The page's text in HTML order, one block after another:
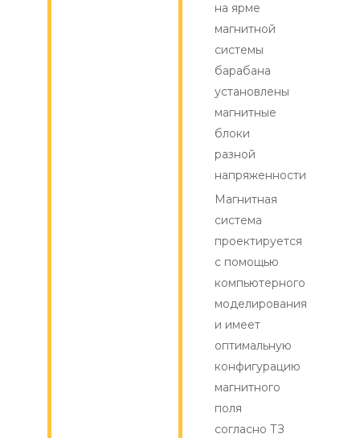
на ярме
магнитной
системы
барабана
установлены
магнитные
блоки
разной
напряженности
Магнитная
система
проектируется
с помощью
компьютерного
моделирования
и имеет
оптимальную
конфигурацию
магнитного
поля
согласно ТЗ